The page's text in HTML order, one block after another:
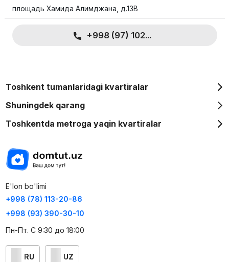
площадь Хамида Алимджана, д.13B
+998 (97) 102...
Toshkent tumanlaridagi kvartiralar
Shuningdek qarang
Toshkentda metroga yaqin kvartiralar
E'lon bo'limi
+998 (78) 113-20-86
+998 (93) 390-30-10
Пн-Пт. С 9:30 до 18:00
RU UZ